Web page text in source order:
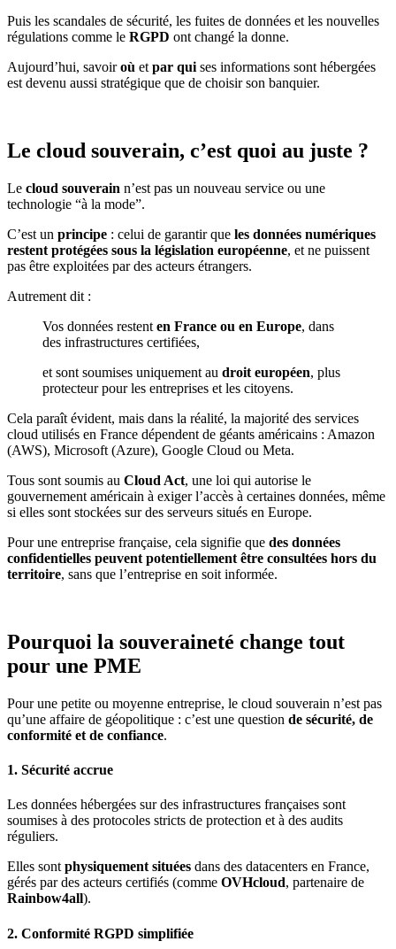
Puis les scandales de sécurité, les fuites de données et les nouvelles
régulations comme le RGPD ont changé la donne.
Aujourd’hui, savoiroù et par qui ses informations sont hébergées
est devenu aussi stratégique que de choisir son banquier.
Le cloud souverain, c’est quoi au juste ?
Le cloud souverain n’est pas un nouveau service ou une
technologie “à la mode”.
C’est un principe : celui de garantir que les données numériques
restent protégées sous la législation européenne, et ne puissent
pas être exploitées par des acteurs étrangers.
Autrement dit :
Vos données restent en France ou en Europe, dans
des infrastructures certifiées,
et sont soumises uniquement au droit européen, plus
protecteur pour les entreprises et les citoyens.
Cela paraît évident, mais dans la réalité, la majorité des services
cloud utilisés en France dépendent de géants américains : Amazon
(AWS), Microsoft (Azure), Google Cloud ou Meta.
Tous sont soumis au Cloud Act, une loi qui autorise le
gouvernement américain à exiger l’accès à certaines données, même
si elles sont stockées sur des serveurs situés en Europe.
Pour une entreprise française, cela signifie que des données
confidentielles peuvent potentiellement être consultées hors du
territoire, sans que l’entreprise en soit informée.
Pourquoi la souveraineté change tout
pour une PME
Pour une petite ou moyenne entreprise, le cloud souverain n’est pas
qu’une affaire de géopolitique : c’est une question de sécurité, de
conformité et de confiance.
​1. Sécurité accrue
Les données hébergées sur des infrastructures françaises sont
soumises à des protocoles stricts de protection et à des audits
réguliers.
Elles sontphysiquement situées dans des datacenters en France,
gérés par des acteurs certifiés (comme OVHcloud, partenaire de
Rainbow4all).
​2. Conformité RGPD simplifiée